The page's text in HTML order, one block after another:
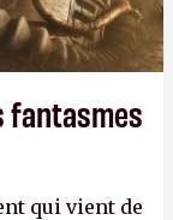
fantasmes
qui vient de